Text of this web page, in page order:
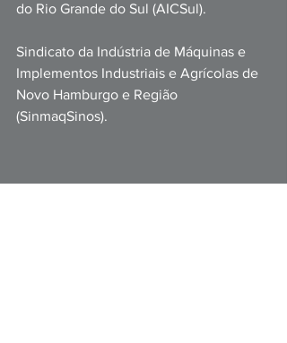
do Rio Grande do Sul (AICSul).
Sindicato da Indústria de Máquinas e
Implementos Industriais e Agrícolas de
Novo Hamburgo e Região
(SinmaqSinos).